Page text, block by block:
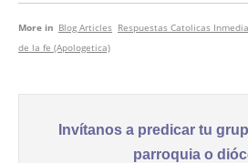
More in Blog Articles Respuestas Catolicas
de la fe (Apologetica)
Invítanos a predicar tu
parroquia o